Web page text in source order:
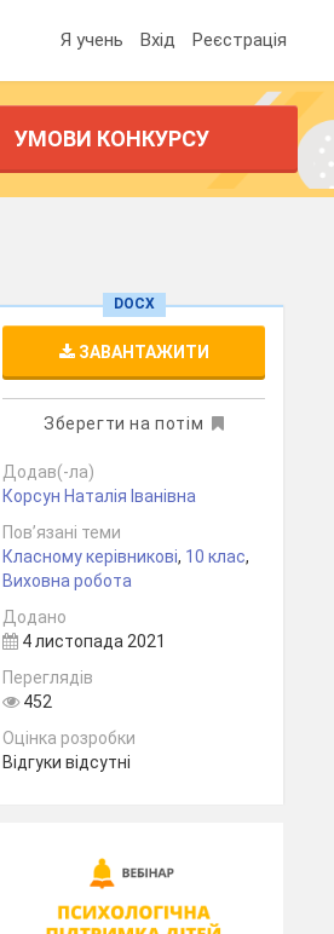
Я учень Вхід Реєстрація
УМОВИ КОНКУРСУ
DOCX
ЗАВАНТАЖИТИ
Зберегти на потім
Додав(-ла)
Корсун Наталія Іванівна
Пов’язані теми
Класному керівникові, 10 клас,
Виховна робота
Додано
4 листопада 2021
Переглядів
452
Оцінка розробки
Відгуки відсутні